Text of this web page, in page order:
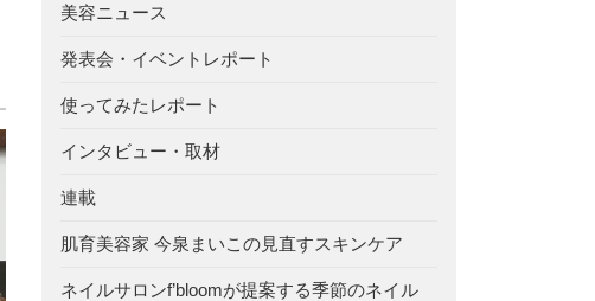
美容ニュース
発表会・イベントレポート
使ってみたレポート
インタビュー・取材
連載
肌育美容家 今泉まいこの見直すスキンケア
ネイルサロンf’bloomが提案する季節のネイル